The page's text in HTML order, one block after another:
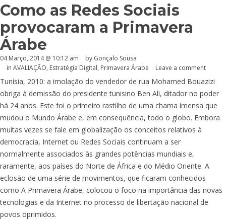
Como as Redes Sociais
provocaram a Primavera
Árabe
04 Março, 2014 @ 10:12 am by Gonçalo Sousa
in AVALIAÇÃO, Estratégia Digital, Primavera Árabe Leave a comment
Tunísia, 2010: a imolação do vendedor de rua Mohamed Bouazizi
obriga à demissão do presidente tunisino Ben Ali, ditador no poder
há 24 anos. Este foi o primeiro rastilho de uma chama imensa que
mudou o Mundo Árabe e, em consequência, todo o globo. Embora
muitas vezes se fale em globalização os conceitos relativos à
democracia, Internet ou Redes Sociais continuam a ser
normalmente associados às grandes potências mundiais e,
raramente, aos países do Norte de África e do Médio Oriente. A
eclosão de uma série de movimentos, que ficaram conhecidos
como A Primavera Árabe, colocou o foco na importância das novas
tecnologias e da Internet no processo de libertação nacional de
povos oprimidos.